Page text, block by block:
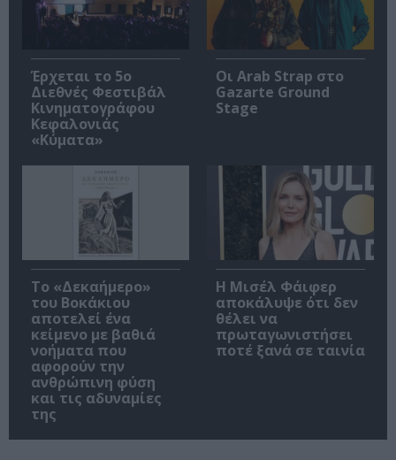
Έρχεται το 5ο
Διεθνές Φεστιβάλ
Κινηματογράφου
Κεφαλονιάς
«Κύματα»
Οι Arab Strap στο
Gazarte Ground
Stage
Το «Δεκαήμερο»
του Βοκάκιου
αποτελεί ένα
κείμενο με βαθιά
νοήματα που
αφορούν την
ανθρώπινη φύση
και τις αδυναμίες
της
Η Μισέλ Φάιφερ
αποκάλυψε ότι δεν
θέλει να
πρωταγωνιστήσει
ποτέ ξανά σε ταινία